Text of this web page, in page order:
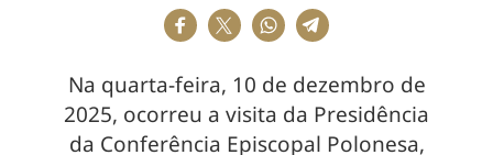
Na quarta-feira, 10 de dezembro de
2025, ocorreu a visita da Presidência
da Conferência Episcopal Polonesa,